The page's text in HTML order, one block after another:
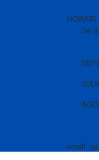
De
email: